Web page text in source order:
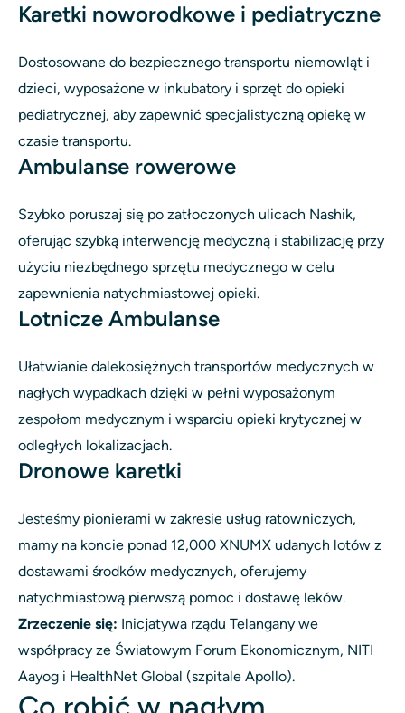
Karetki noworodkowe i pediatryczne
Dostosowane do bezpiecznego transportu niemowląt i
dzieci, wyposażone w inkubatory i sprzęt do opieki
pediatrycznej, aby zapewnić specjalistyczną opiekę w
czasie transportu.
Ambulanse rowerowe
Szybko poruszaj się po zatłoczonych ulicach Nashik,
oferując szybką interwencję medyczną i stabilizację przy
użyciu niezbędnego sprzętu medycznego w celu
zapewnienia natychmiastowej opieki.
Lotnicze Ambulanse
Ułatwianie dalekosiężnych transportów medycznych w
nagłych wypadkach dzięki w pełni wyposażonym
zespołom medycznym i wsparciu opieki krytycznej w
odległych lokalizacjach.
Dronowe karetki
Jesteśmy pionierami w zakresie usług ratowniczych,
mamy na koncie ponad 12,000 XNUMX udanych lotów z
dostawami środków medycznych, oferujemy
natychmiastową pierwszą pomoc i dostawę leków.
Zrzeczenie się: Inicjatywa rządu Telangany we
współpracy ze Światowym Forum Ekonomicznym, NITI
Aayog i HealthNet Global (szpitale Apollo).